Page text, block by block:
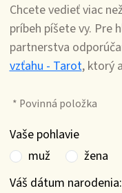
Chcete vedieť viac
príbeh píšete vy. Pre
partnerstva
vzťahu - Tarot, ktorý
* Povinná položka
Vaše pohlavie
muž
žena
Váš dátum narodenia: